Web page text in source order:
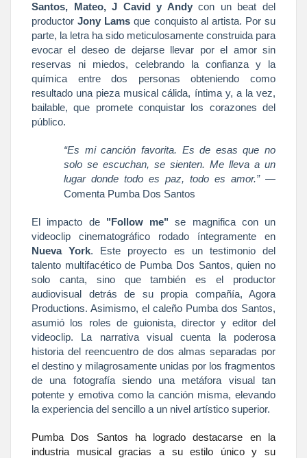
Santos, Mateo, J Cavid y Andycon un beat del
productorJony Lams que conquisto al artista. Por su
parte, la letra ha sido meticulosamente construida para
evocar el deseo de dejarse llevar por el amor sin
reservas ni miedos, celebrando la confianza y la
química entre dos personas obteniendo como
resultado una pieza musical cálida, íntima y, a la vez,
bailable, que promete conquistar los corazones del
público.
“Es mi canción favorita. Es de esas que no
solo se escuchan, se sienten. Me lleva a un
lugar donde todo es paz, todo es amor.”—
Comenta Pumba Dos Santos
El impacto de "Follow me" se magnifica con un
videoclip cinematográfico rodado íntegramente en
Nueva York. Este proyecto es un testimonio del
talento multifacético de Pumba Dos Santos, quien no
solo canta, sino que también es el productor
audiovisual detrás de su propia compañía, Agora
Productions. Asimismo, el caleño Pumba dos Santos,
asumió los roles de guionista, director y editor del
videoclip. La narrativa visual cuenta la poderosa
historia del reencuentro de dos almas separadas por
el destino y milagrosamente unidas por los fragmentos
de una fotografía siendo una metáfora visual tan
potente y emotiva como la canción misma, elevando
la experiencia del sencillo a un nivel artístico superior.
Pumba Dos Santos ha logrado destacarse en la
industria musical gracias a su estilo único y su